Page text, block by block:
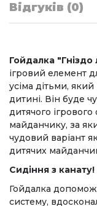
Відгуків (0)
Гойдалка
ігровий елемент
усіма дітьми,
дитині. Він буде
дитячого
майданчику, за
чудовий варіант
дитячих
Сидіння з канату!
Гойдалка
систему,